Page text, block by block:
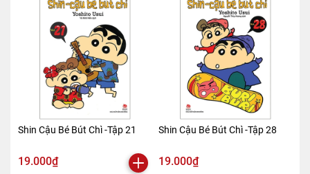
Shin Cậu Bé Bút Chì -Tập 21
19.000₫
Shin Cậu Bé Bút Chì -Tập 28
19.000₫